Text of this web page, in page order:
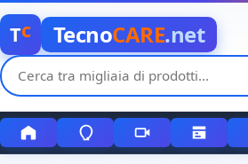
Tc TecnoCARE.net